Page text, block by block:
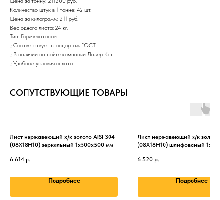
Количество штук в 1 тонне: 42 шт.
Цена за килограмм: 211 руб.
Вес одного листа: 24 кг.
Тип: Горячекатаный
.: Соответствует стандартам ГОСТ
.: В наличии на сайте компании Лазер Кат
.: Удобные условия оплаты
СОПУТСТВУЮЩИЕ ТОВАРЫ
Лист нержавеющий х/к золото AISI 304
(08Х18Н10) зеркальный 1х500х500 мм
6 614 р.
Подробнее
Лист нержавеющий х/к
(08Х18Н10) шлифованый
6 520 р.
Подробнее